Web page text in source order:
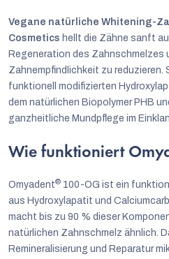
Vegane natürliche Whitening-
Cosmetics hellt die Zähne sanft
Regeneration des Zahnschmelzes
Zahnempfindlichkeit zu reduzieren.
funktionell modifizierten
dem natürlichen Biopolymer PHB
ganzheitliche Mundpflege im
Wie funktioniert
Omyadent® 100-OG ist ein
aus Hydroxylapatit und
macht bis zu 90 % dieser
natürlichen Zahnschmelz ähnlich.
Remineralisierung und Reparatur